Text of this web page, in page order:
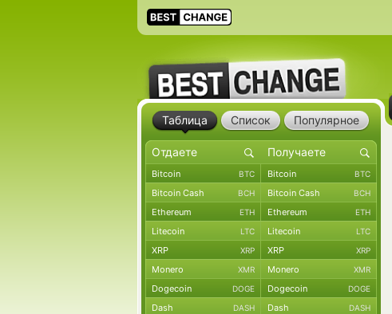
Таблица Список Популярное
Bitcoin BTC Bitcoin BTC
Bitcoin Cash BCH Bitcoin Cash BCH
Ethereum ETH Ethereum ETH
Litecoin LTC Litecoin LTC
XRP XRP XRP XRP
Monero XMR Monero XMR
Dogecoin DOGE Dogecoin DOGE
Dash DASH Dash DASH